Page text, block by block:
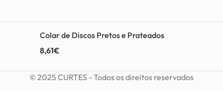
Colar de Discos Pretos e Prateados
8,61€
© 2025 CURTES - Todos os direitos reservados